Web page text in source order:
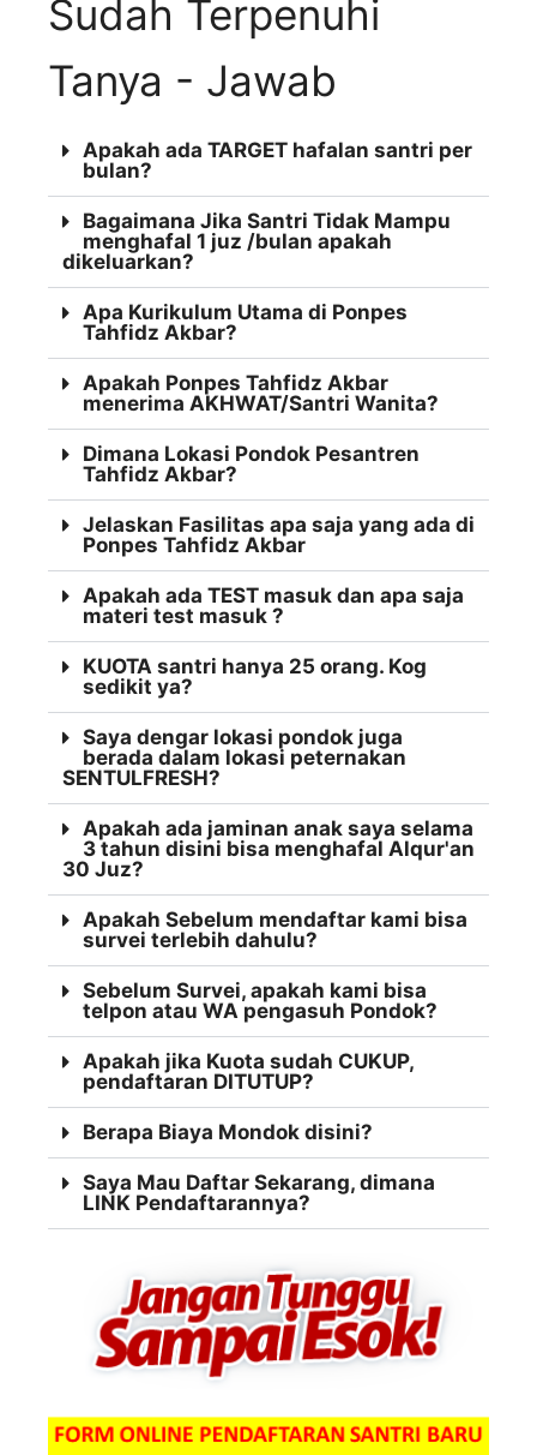
Sudah Terpenuhi
Tanya - Jawab
Apakah ada TARGET hafalan santri per
bulan?
Bagaimana Jika Santri Tidak Mampu
menghafal 1 juz /bulan apakah
dikeluarkan?
Apa Kurikulum Utama di Ponpes
Tahfidz Akbar?
Apakah Ponpes Tahfidz Akbar
menerima AKHWAT/Santri Wanita?
Dimana Lokasi Pondok Pesantren
Tahfidz Akbar?
Jelaskan Fasilitas apa saja yang ada di
Ponpes Tahfidz Akbar
Apakah ada TEST masuk dan apa saja
materi test masuk ?
KUOTA santri hanya 25 orang. Kog
sedikit ya?
Saya dengar lokasi pondok juga
berada dalam lokasi peternakan
SENTULFRESH?
Apakah ada jaminan anak saya selama
3 tahun disini bisa menghafal Alqur'an
30 Juz?
Apakah Sebelum mendaftar kami bisa
survei terlebih dahulu?
Sebelum Survei, apakah kami bisa
telpon atau WA pengasuh Pondok?
Apakah jika Kuota sudah CUKUP,
pendaftaran DITUTUP?
Berapa Biaya Mondok disini?
Saya Mau Daftar Sekarang, dimana
LINK Pendaftarannya?